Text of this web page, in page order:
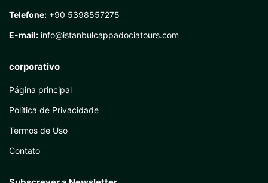
Telefone: +90 5398557275
E-mail: info@istanbulcappadociatours.com
corporativo
Página principal
Política de Privacidade
Termos de Uso
Contato